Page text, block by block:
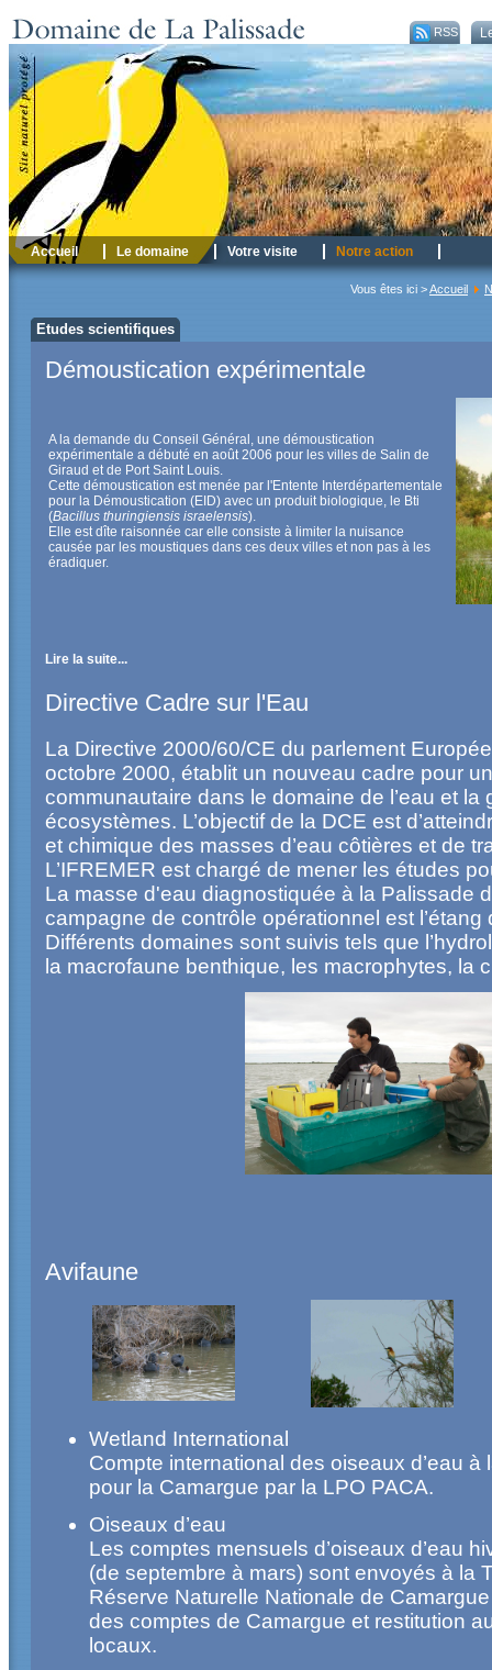
RSS
RSS
Accueil Le domaine Votre visite Notre action
Vous êtes ici >Accueil
Etudes scientifiques
Démoustication expérimentale
A la demande du Conseil Général, une démoustication
expérimentale a débuté en août 2006 pour les villes de Salin de
Giraud et de Port Saint Louis.
Cette démoustication est menée par l'Entente Interdépartementale
pour la Démoustication (EID) avec un produit biologique, le Bti
(Bacillus thuringiensis israelensis).
Elle est dîte raisonnée car elle consiste à limiter la nuisance
causée par les moustiques dans ces deux villes et non pas à les
éradiquer.
Lire la suite...
Directive Cadre sur l'Eau
La Directive 2000/60/CE du parlement
octobre 2000, établit un nouveau cadre pour
communautaire dans le domaine de l’eau et la
écosystèmes. L’objectif de la DCE est
et chimique des masses d’eau côtières et de
L’IFREMER est chargé de mener les études
La masse d'eau diagnostiquée à la Palissade
campagne de contrôle opérationnel est l’étang
Différents domaines sont suivis tels que
la macrofaune benthique, les macrophytes, la
Avifaune
Wetland International
Compte international des oiseaux d’eau
pour la Camargue par la LPO PACA.
Oiseaux d’eau
Les comptes mensuels d’oiseaux d’eau
(de septembre à mars) sont envoyés à la
Réserve Naturelle Nationale de
des comptes de Camargue et restitution
locaux.